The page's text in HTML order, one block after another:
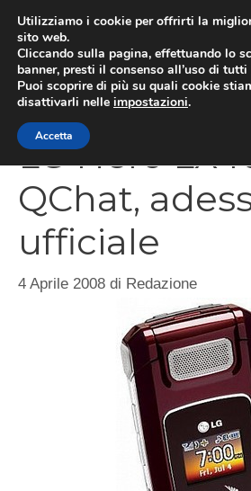
contenuto
LG Hero
QChat,
ufficiale
4 Aprile 2008 di Redazione
Utilizziamo i cookie per offrirti la
sito web.
Cliccando sulla pagina, effettuando lo
banner, presti il consenso all’uso di
Puoi scoprire di più su quali cookie
disattivarli nelle impostazioni.
Accetta